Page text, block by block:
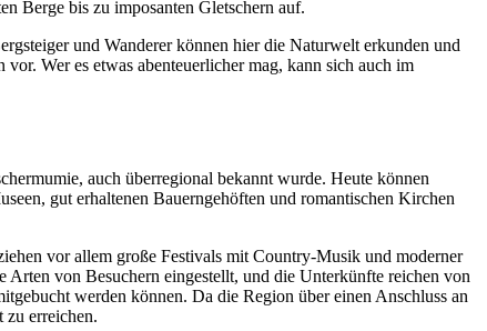
Berge bis zu imposanten Gletschern auf.
und Wanderer können hier die Naturwelt erkunden und
Wer es etwas abenteuerlicher mag, kann sich auch im
auch überregional bekannt wurde. Heute können
gut erhaltenen Bauerngehöften und romantischen Kirchen
vor allem große Festivals mit Country-Musik und moderner
von Besuchern eingestellt, und die Unterkünfte reichen von
werden können. Da die Region über einen Anschluss an
zu erreichen.